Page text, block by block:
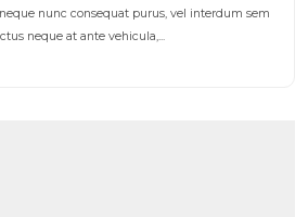
nunc consequat purus, vel interdum sem
neque at ante vehicula,...